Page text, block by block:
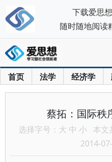
首页 法学 经济学
蔡拓：国际秩
选择字号： 大 中 小 本文
2014-
下载爱思
随时随地阅读